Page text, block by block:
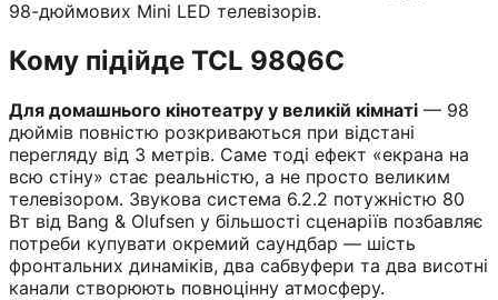
98-дюймових Mini LED телевізорів.
Кому підійде TCL 98Q6C
Для домашнього кінотеатру у великій кімнаті — 98
дюймів повністю розкриваються при відстані
перегляду від 3 метрів. Саме тоді ефект «екрана на
всю стіну» стає реальністю, а не просто великим
телевізором. Звукова система 6.2.2 потужністю 80
Вт від Bang & Olufsen у більшості сценаріїв позбавляє
потреби купувати окремий саундбар — шість
фронтальних динаміків, два сабвуфери та два висотні
канали створюють повноцінну атмосферу.